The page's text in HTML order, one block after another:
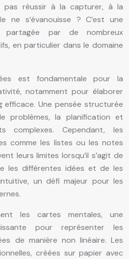
pas réussir à la capturer, à la
ne s’évanouisse ? C’est une
partagée par de nombreux
en particulier dans le domaine
est fondamentale pour la
notamment pour élaborer
efficace. Une pensée structurée
problèmes, la planification et
complexes. Cependant, les
comme les listes ou les notes
leurs limites lorsqu’il s’agit de
les différentes idées et de les
un défi majeur pour les
les cartes mentales, une
pour représenter les
de manière non linéaire. Les
créées sur papier avec